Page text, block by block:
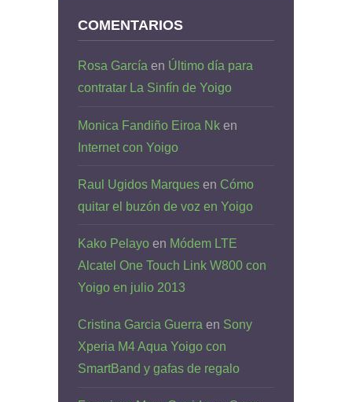
COMENTARIOS
Rosa García en Último día para
contratar La Sinfín de Yoigo
Monica Fandiño Eiroa Nk en
Internet con Yoigo
Raul Ugidos Marques en Cómo
quitar el buzón de voz en Yoigo
Kako Pelayo en Módem LTE
Alcatel One Touch Link W800 con
Yoigo en julio 2013
Cristina Garcia Guerra en Sony
Xperia M4 Aqua Yoigo con
SmartBand y gafas de regalo